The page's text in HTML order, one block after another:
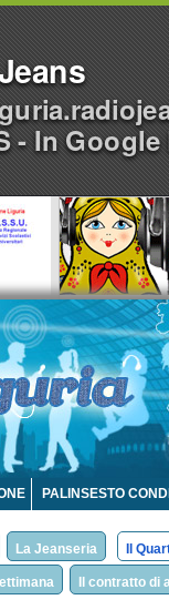
- In Google
PALINSESTO
La Jeanseria Il
Il contratto di